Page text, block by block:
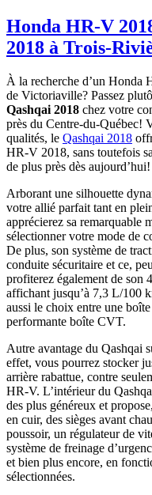
Honda HR-V
2018 à Trois-
À la recherche d’un Honda
de Victoriaville? Passez
Qashqai 2018 chez votre
près du Centre-du-Québec!
qualités, le Qashqai 2018
HR-V 2018, sans toutefois
de plus près dès aujourd’hui!
Arborant une silhouette
votre allié parfait tant en
apprécierez sa remarquable
sélectionner votre mode de
De plus, son système de
conduite sécuritaire et ce,
profiterez également de son
affichant jusqu’à 7,3 L/100
aussi le choix entre une
performante boîte CVT.
Autre avantage du Qashqai
effet, vous pourrez stocker
arrière rabattue, contre
HR-V. L’intérieur du
des plus généreux et
en cuir, des sièges avant
poussoir, un régulateur de
système de freinage
et bien plus encore, en
sélectionnées.